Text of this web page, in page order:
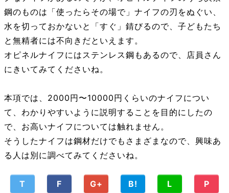
鋼のものは「使ったらその場で」ナイフの刃をぬぐい、
水を切っておかないと「すぐ」錆びるので、子どもたち
と無精者には不向きだといえます。
オピネルナイフにはステンレス鋼もあるので、店員さん
にきいてみてくださいね。
本項では、2000円〜10000円くらいのナイフについ
て、わかりやすいように説明することを目的にしたの
で、お高いナイフについては触れません。
そうしたナイフは鋼材だけでもさまざまなので、興味あ
る人は別に調べてみてくださいね。
T F G+ B! L P